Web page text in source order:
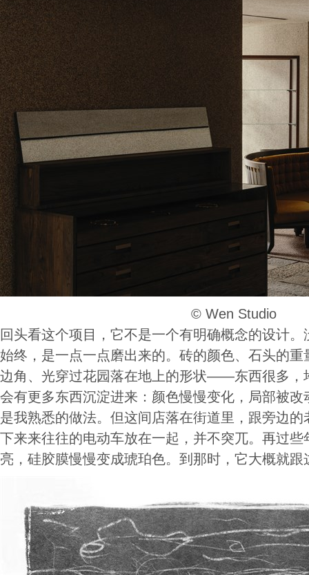
©️ Wen Studio
回头看这个项目，它不是一个有明确概念的设计
始终，是一点一点磨出来的。砖的颜色、石头的
边角、光穿过花园落在地上的形状——东西很多，
会有更多东西沉淀进来：颜色慢慢变化，局部被
是我熟悉的做法。但这间店落在街道里，跟旁边
下来来往往的电动车放在一起，并不突兀。再过
亮，硅胶膜慢慢变成琥珀色。到那时，它大概就